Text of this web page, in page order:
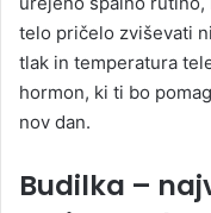
telo pričelo zviševati
tlak in temperatura
hormon, ki ti bo
nov dan.
Budilka –